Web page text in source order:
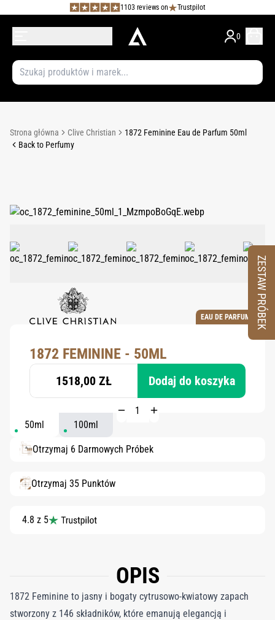
1103 reviews on Trustpilot
0
Strona główna Clive Christian
1872 Feminine Eau de Parfum 50ml
Back to Perfumy
EAU DE PARFUM
1872 FEMININE - 50ML
1518,00 ZŁ Dodaj do koszyka
50ml 100ml
Otrzymaj 6 Darmowych Próbek
Otrzymaj 35 Punktów
4.8 z 5
OPIS
1872 Feminine to jasny i bogaty cytrusowo-kwiatowy zapach
stworzony z 146 składników, które emanują elegancją i
ZESTAW PRÓBEK